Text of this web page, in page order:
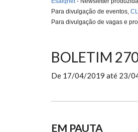
Para divulgação de eventos,
Para divulgação de vagas e
BOLETIM
De 17/04/2019 até 23/
EM PAUTA